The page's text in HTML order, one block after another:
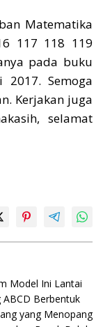
Matematika
117 118 119
pada buku
Semoga
Kerjakan juga
selamat